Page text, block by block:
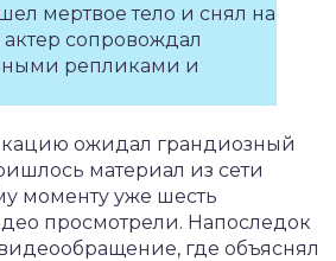
мертвое тело и снял на
сопровождал
репликами и
ожидал грандиозный
материал из сети
моменту уже шесть
просмотрели. Напоследок
где объяснял